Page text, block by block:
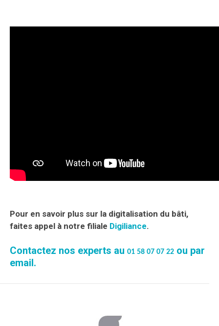
Pour en savoir plus sur la digitalisation du bâti,
faites appel à notre filiale Digiliance.
Contactez nos experts au 01 58 07 07 22 ou par
email.